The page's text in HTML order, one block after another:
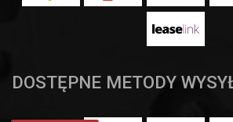
DOSTĘPNE METODY